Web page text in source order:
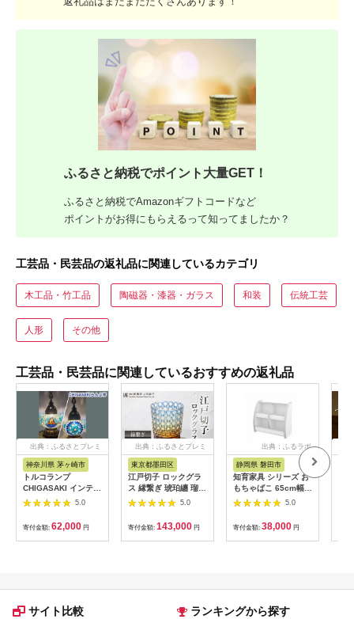
ふるさと納税でポイント大量GET！
ふるさと納税でAmazonギフトコードなど
ポイントがお得にもらえるって知ってましたか？
工芸品・民芸品の返礼品に関連しているカテゴリ
木工品・竹工品 陶磁器・漆器・ガラス 和装 伝統工芸
人形 その他
工芸品・民芸品に関連しているおすすめの返礼品
出典：ふるさとプレミ
アム
神奈川県 茅ヶ崎市
トルコランプ
CHIGASAKI インテリ
ア テーブルランプ 明
かり おしゃれ 置物 烏
帽子岩デザイン さわ
やか 青 ブルー 店舗
お店 寝室 リビング 玄
5.0
寄付金額: 62,000 円
出典：ふるさとプレミ
東京都墨田区
江戸切子 ロックグラ
ス 縁繋ぎ 琥珀纏 瑠璃
玻璃匠山田硝子 切子
グラス 工芸品 伝統工
芸 酒器 民芸品 クリス
タルガラス 【 墨田
区 】
5.0
寄付金額: 143,000 円
出典：ふるラボ
静岡県 磐田市
知育家具 シリーズ お
もちゃばこ 65cm幅 (
ホワイト ) OB-
65MW_ おもちゃ お
もちゃ箱 箱 収納ケー
ス 収納ボックス ボッ
クス 子供 子供用 ふる
5.0
寄付金額: 38,000 円
サイト比較 ランキングから探す